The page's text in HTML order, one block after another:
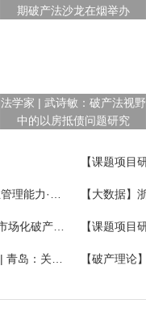
期破产法沙龙在烟举办
法学家 | 武诗敏：破产法视野
中的以房抵债问题研究